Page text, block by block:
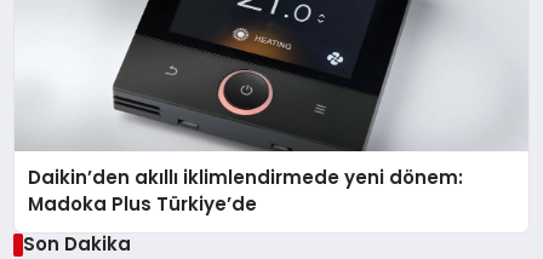
Daikin’den akıllı iklimlendirmede yeni dönem:
Madoka Plus Türkiye’de
Son Dakika